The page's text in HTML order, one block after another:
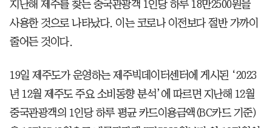
지난해 제주를 찾는 중국관광객 1인당 하루 18만2500원을
사용한 것으로 나타났다. 이는 코로나 이전보다 절반 가까이
줄어든 것이다.
19일 제주도가 운영하는 제주빅데이터센터에 게시된 ‘2023
년 12월 제주도 주요 소비동향 분석’에 따르면 지난해 12월
중국관광객의 1인당 하루 평균 카드이용금액(BC카드 기준)